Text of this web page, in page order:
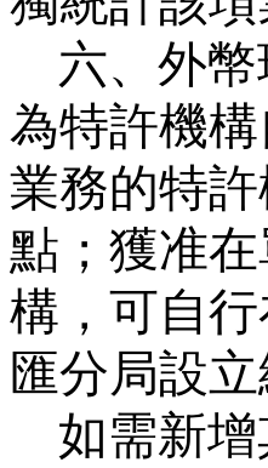
六、外
為特許機
業務的特
點；獲准
構，可自
匯分局設
如需新